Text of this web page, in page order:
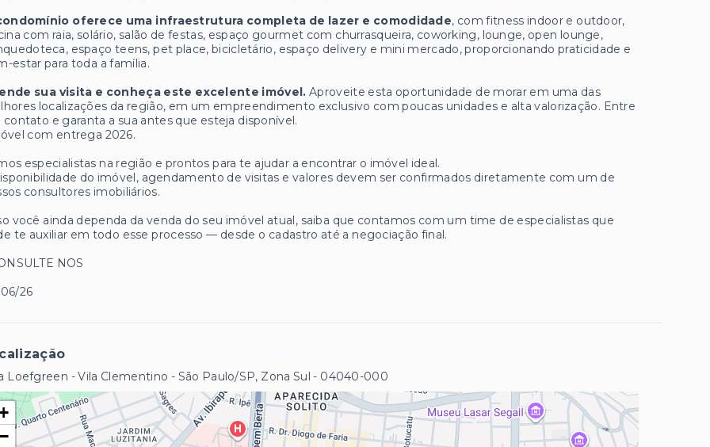
oferece uma infraestrutura completa de lazer e comodidade, com fitness indoor e outdoor,
com raia, solário, salão de festas, espaço gourmet com churrasqueira, coworking, lounge, open lounge,
espaço teens, pet place, bicicletário, espaço delivery e mini mercado, proporcionando praticidade e
estar para toda a família.
sua visita e conheça este excelente imóvel. Aproveite esta oportunidade de morar em uma das
localizações da região, em um empreendimento exclusivo com poucas unidades e alta valorização. Entre
contato e garanta a sua antes que esteja disponível.
com entrega 2026.
especialistas na região e prontos para te ajudar a encontrar o imóvel ideal.
do imóvel, agendamento de visitas e valores devem ser confirmados diretamente com um de
consultores imobiliários.
você ainda dependa da venda do seu imóvel atual, saiba que contamos com um time de especialistas que
te auxiliar em todo esse processo — desde o cadastro até a negociação final.
NOS
26
Loefgreen - Vila Clementino - São Paulo/SP, Zona Sul - 04040-000